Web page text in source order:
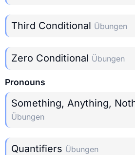
Third Conditional Übungen
Zero Conditional Übungen
Pronouns
Something, Anything,
Übungen
Quantifiers Übungen